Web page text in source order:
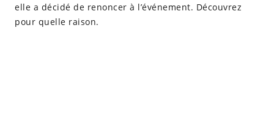
elle a décidé de renoncer à l’événement. Découvrez
pour quelle raison.